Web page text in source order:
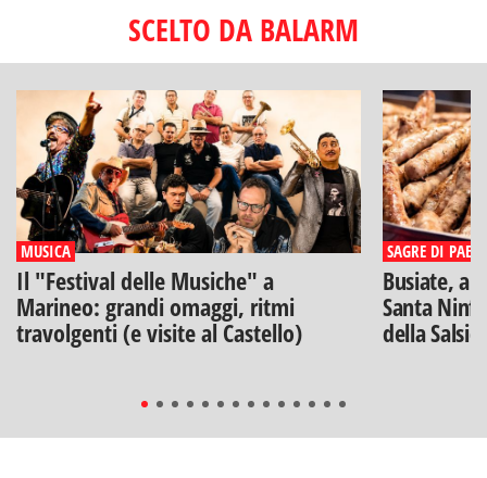
SCELTO DA BALARM
MUSICA
Il "Festival delle Musiche" a
Marineo: grandi omaggi, ritmi
travolgenti (e visite al Castello)
SAGRE DI PAESE
Busiate,
Santa
della